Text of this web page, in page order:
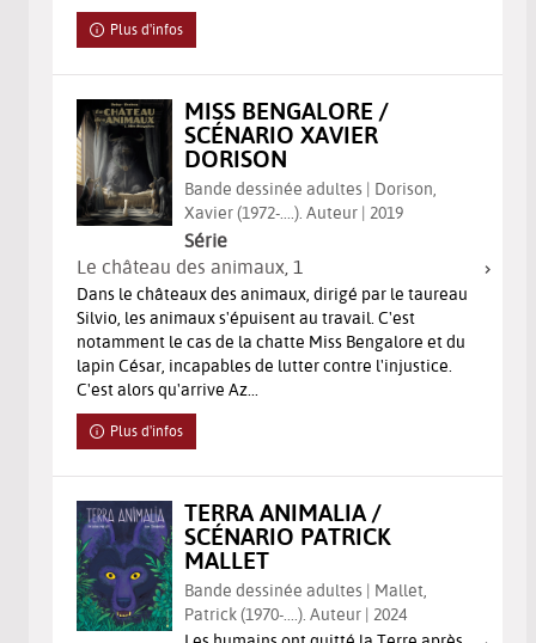
Plus d'infos
MISS BENGALORE /
SCÉNARIO XAVIER
DORISON
Bande dessinée adultes | Dorison,
Xavier (1972-....). Auteur | 2019
Série
Le château des animaux , 1
Dans le châteaux des animaux, dirigé par le taureau
Silvio, les animaux s'épuisent au travail. C'est
notamment le cas de la chatte Miss Bengalore et du
lapin César, incapables de lutter contre l'injustice.
C'est alors qu'arrive Az...
Plus d'infos
TERRA ANIMALIA /
SCÉNARIO PATRICK
MALLET
Bande dessinée adultes | Mallet,
Patrick (1970-....). Auteur | 2024